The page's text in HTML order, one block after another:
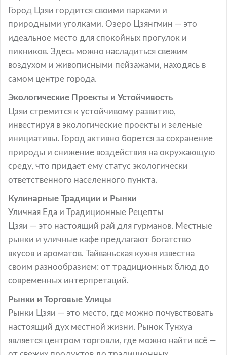
Город Цзяи гордится своими парками и
природными уголками. Озеро Цзянгмин — это
идеальное место для спокойных прогулок и
пикников. Здесь можно насладиться свежим
воздухом и живописными пейзажами, находясь в
самом центре города.
Экологические Проекты и Устойчивость
Цзяи стремится к устойчивому развитию,
инвестируя в экологические проекты и зеленые
инициативы. Город активно борется за сохранение
природы и снижение воздействия на окружающую
среду, что придает ему статус экологически
ответственного населенного пункта.
Кулинарные Традиции и Рынки
Уличная Еда и Традиционные Рецепты
Цзяи — это настоящий рай для гурманов. Местные
рынки и уличные кафе предлагают богатство
вкусов и ароматов. Тайваньская кухня известна
своим разнообразием: от традиционных блюд до
современных интерпретаций.
Рынки и Торговые Улицы
Рынки Цзяи — это место, где можно почувствовать
настоящий дух местной жизни. Рынок Тунхуа
является центром торговли, где можно найти всё —